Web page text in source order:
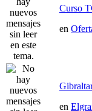
Curso
en
en